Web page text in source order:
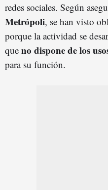
redes sociales. Según
Metrópoli, se han visto
porque la actividad se
que no dispone de los
para su función.